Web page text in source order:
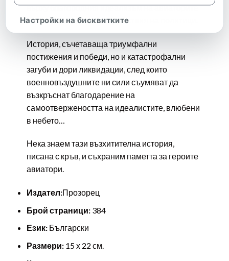
върху благородния идеализъм на авиаторите
се стоварват користни действия на политици.
История, съчетаваща триумфални
постижения и победи, но и катастрофални
загуби и дори ликвидации, след които
военновъздушните ни сили съумяват да
възкръснат благодарение на
самоотвержеността на идеалистите, влюбени
в небето…
Нека знаем тази възхитителна история,
писана с кръв, и съхраним паметта за героите
авиатори.
Издател:Прозорец
Брой страници:384
Език:Български
Размери: 15 х 22 см.
Настройки на бисквитките